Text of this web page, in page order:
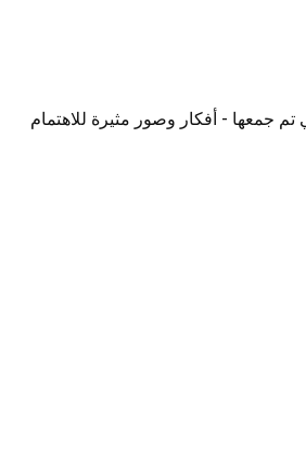
جمعها - أفكار وصور مثيرة للاهتمام